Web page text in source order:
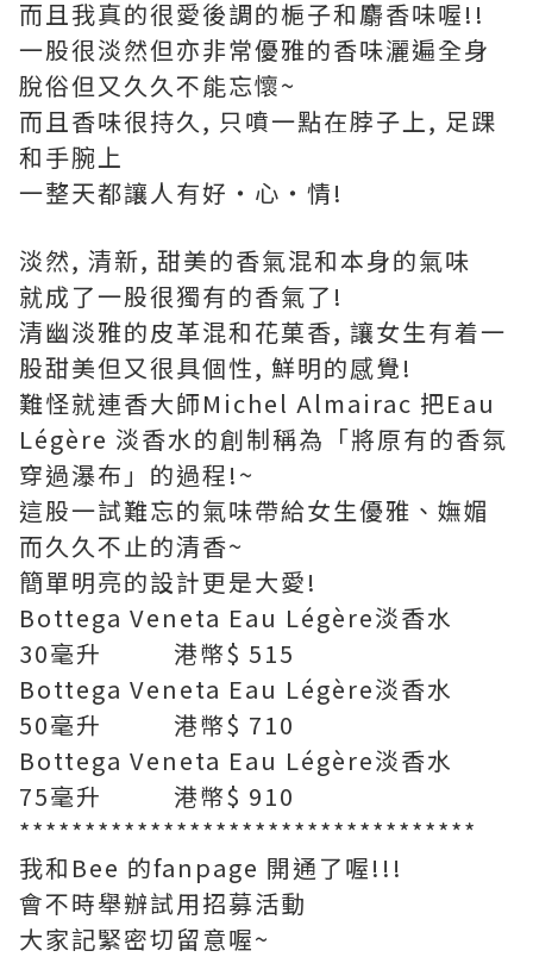
而且我真的很愛後調的梔子和麝香味喔!!
一股很淡然但亦非常優雅的香味灑遍全身
脫俗但又久久不能忘懷~
而且香味很持久, 只噴一點在脖子上, 足踝
和手腕上
一整天都讓人有好‧心‧情!
淡然, 清新, 甜美的香氣混和本身的氣味
就成了一股很獨有的香氣了!
清幽淡雅的皮革混和花菓香, 讓女生有着一
股甜美但又很具個性, 鮮明的感覺!
難怪就連香大師Michel Almairac 把Eau
Légère 淡香水的創制稱為「將原有的香氛
穿過瀑布」的過程!~
這股一試難忘的氣味帶給女生優雅、嫵媚
而久久不止的清香~
簡單明亮的設計更是大愛!
Bottega Veneta Eau Légère淡香水
30毫升 港幣$ 515
Bottega Veneta Eau Légère淡香水
50毫升 港幣$ 710
Bottega Veneta Eau Légère淡香水
75毫升 港幣$ 910
***********************************
我和Bee 的fanpage 開通了喔!!!
會不時舉辦試用招募活動
大家記緊密切留意喔~